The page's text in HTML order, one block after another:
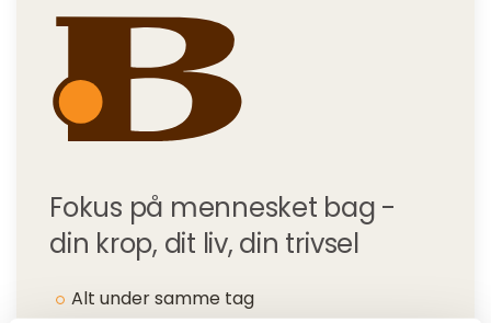
Fokus på mennesket bag -
din krop, dit liv, din trivsel
Alt under samme tag